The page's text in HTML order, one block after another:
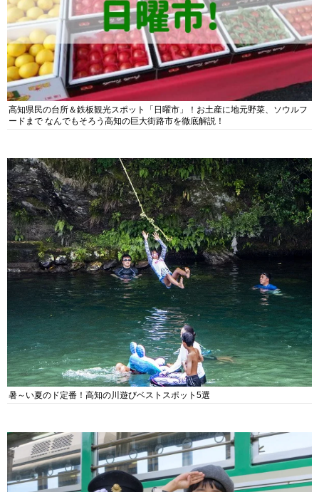
高知県民の台所＆鉄板観光スポット「日曜市」！お土産に地元野菜、ソウルフ
ードまで なんでもそろう高知の巨大街路市を徹底解説！
暑～い夏のド定番！高知の川遊びベストスポット5選